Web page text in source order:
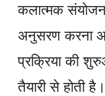
कलात्मक संयोजन
अनुसरण करना
प्रक्रिया की
तैयारी से होती